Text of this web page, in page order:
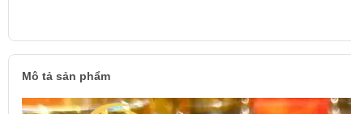
Mô tả sản phẩm